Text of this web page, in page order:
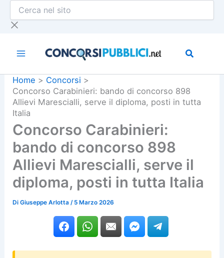
Cerca
sito
Home
Concorsi
Concorso Carabinieri: bando di concorso 898
Allievi Marescialli, serve il diploma, posti in tutta
Italia
Concorso Carabinieri:
bando di concorso 898
Allievi Marescialli, serve il
diploma, posti in tutta Italia
DiGiuseppe Arlotta / 5 Marzo 2026